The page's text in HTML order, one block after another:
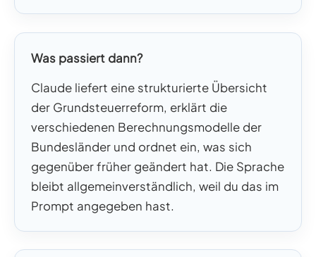
Was passiert dann?
Claude liefert eine strukturierte Übersicht
der Grundsteuerreform, erklärt die
verschiedenen Berechnungsmodelle der
Bundesländer und ordnet ein, was sich
gegenüber früher geändert hat. Die Sprache
bleibt allgemeinverständlich, weil du das im
Prompt angegeben hast.